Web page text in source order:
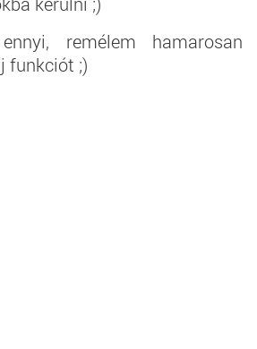
remélem hamarosan
funkciót ;)